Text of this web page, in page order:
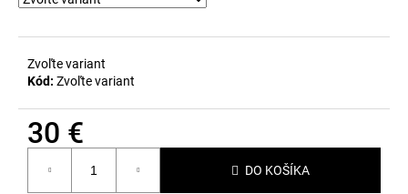
Zvoľte variant
Kód: Zvoľte variant
30 €
cena:
DO KOŠÍKA